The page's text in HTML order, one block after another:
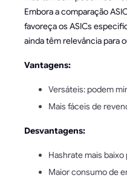
Embora a comparação
favoreça os ASICs
ainda têm relevância para
Vantagens:
Versáteis: podem
Mais fáceis de
Desvantagens:
Hashrate mais baixo
Maior consumo de